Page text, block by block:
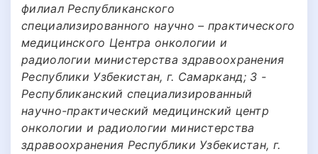
филиал Республиканского
специализированного научно – практического
медицинского Центра онкологии и
радиологии министерства здравоохранения
Республики Узбекистан, г. Самарканд; 3 -
Республиканский специализированный
научно-практический медицинский центр
онкологии и радиологии министерства
здравоохранения Республики Узбекистан, г.